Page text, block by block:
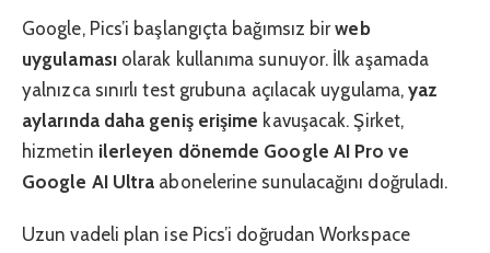
Google, Pics’i başlangıçta bağımsız birweb
uygulamasıolarak kullanıma sunuyor. İlk aşamada
yalnızca sınırlı test grubuna açılacak uygulama,yaz
aylarında daha geniş erişime kavuşacak. Şirket,
hizmetin ilerleyen dönemde Google AI Pro ve
Google AI Ultra abonelerine sunulacağını doğruladı.
Uzun vadeli plan ise Pics’i doğrudan Workspace